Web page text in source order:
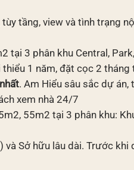
tùy tầng, view và tình trạng
tại 3 phân khu Central,
1 năm, đặt cọc 2 tháng
. Am Hiểu sâu sắc dự án,
xem nhà 24/7
55m2 tại 3 phân khu:
Sở hữu lâu dài. Trước khi